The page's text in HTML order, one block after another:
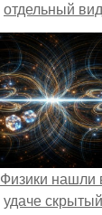
отдельный вид
искусства
превратили.
Физики нашли
удаче скрытый